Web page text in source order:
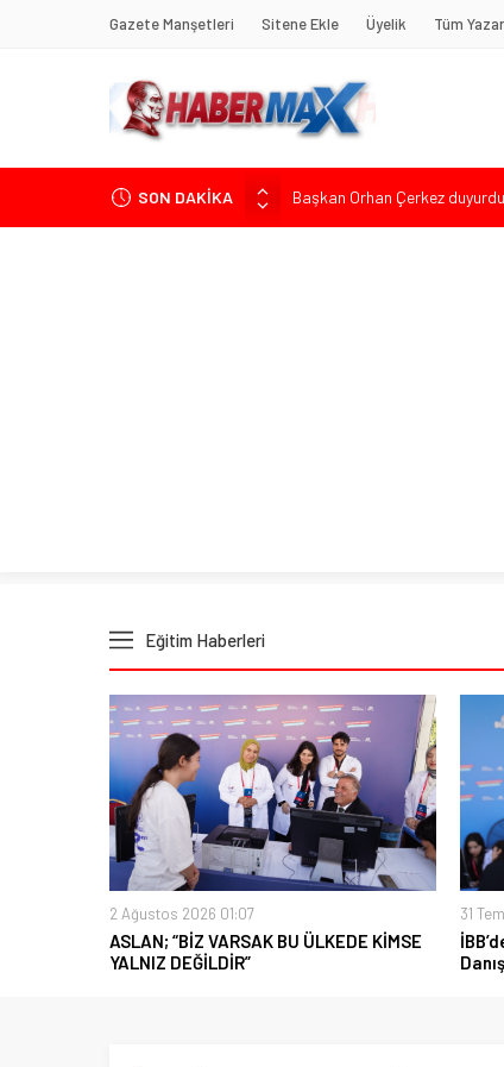
Gazete Manşetleri Sitene Ekle Üyelik Tüm
SON DAKİKA
Başkan Orhan Çerkez
CHP’li Önder Ulutaş’tan
Eğitim Haberleri
2 Ağustos 2026 01:07
ASLAN; “BİZ VARSAK BU ÜLKEDE KİMSE
YALNIZ DEĞİLDİR”
31